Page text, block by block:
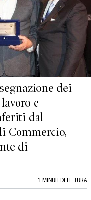
dei
e
dal
Commercio,
di
1 MINUTI DI LETTURA